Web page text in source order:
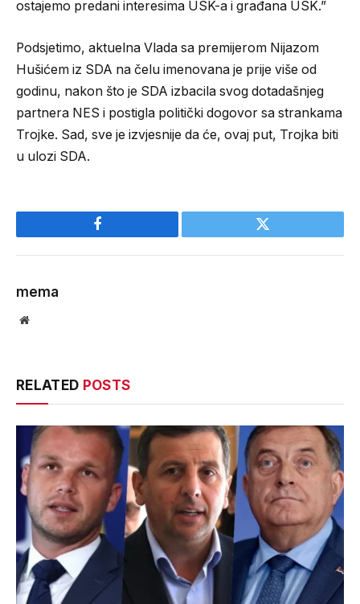
ostajemo predani interesima USK-a i građana USK.”
Podsjetimo, aktuelna Vlada sa premijerom Nijazom
Hušićem iz SDA na čelu imenovana je prije više od
godinu, nakon što je SDA izbacila svog dotadašnjeg
partnera NES i postigla politički dogovor sa strankama
Trojke. Sad, sve je izvjesnije da će, ovaj put, Trojka biti
u ulozi SDA.
Facebook Twitter
mema
Website
RELATED POSTS